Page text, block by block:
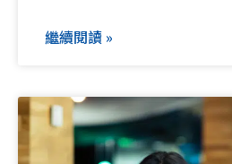
繼續閱讀 »